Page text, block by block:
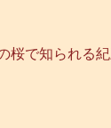
で知られる